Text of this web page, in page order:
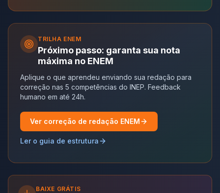
TRILHA ENEM
Próximo passo: garanta sua nota
máxima no ENEM
Aplique o que aprendeu enviando sua redação para
correção nas 5 competências do INEP. Feedback
humano em até 24h.
Ver correção de redação ENEM
Ler o guia de estrutura
BAIXE GRÁTIS